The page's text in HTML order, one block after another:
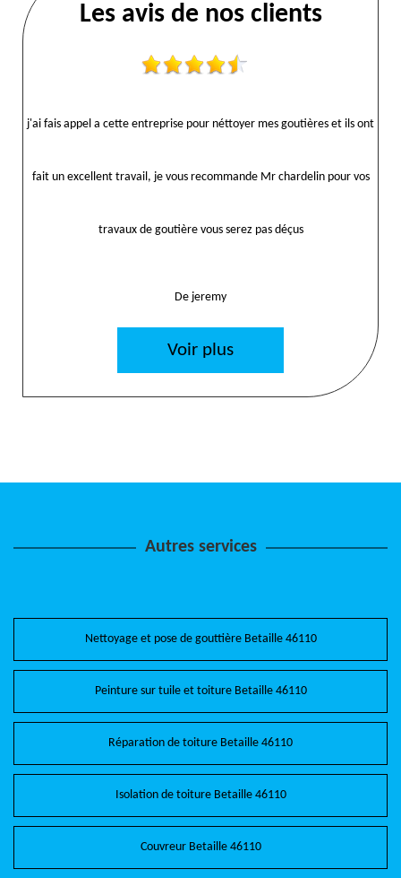
Les avis de nos clients
j'ai fais appel a cette entreprise pour néttoyer mes goutières et ils ont
fait un excellent travail, je vous recommande Mr chardelin pour vos
travaux de goutière vous serez pas déçus
De jeremy
Voir plus
Autres services
Nettoyage et pose de gouttière Betaille 46110
Peinture sur tuile et toiture Betaille 46110
Réparation de toiture Betaille 46110
Isolation de toiture Betaille 46110
Couvreur Betaille 46110